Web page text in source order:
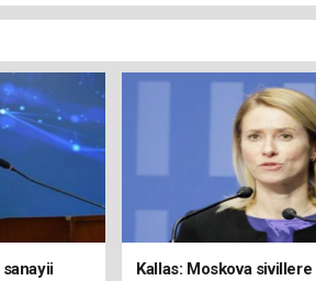
sanayii
Kallas: Moskova